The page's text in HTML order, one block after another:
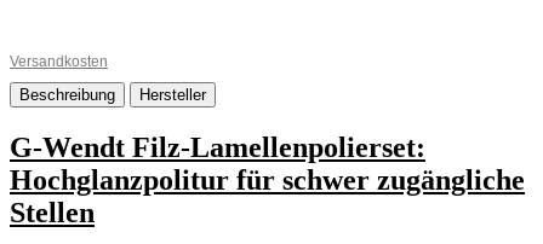
Versandkosten
Beschreibung Hersteller
G-Wendt Filz-Lamellenpolierset:
Hochglanzpolitur für schwer zugängliche
Stellen